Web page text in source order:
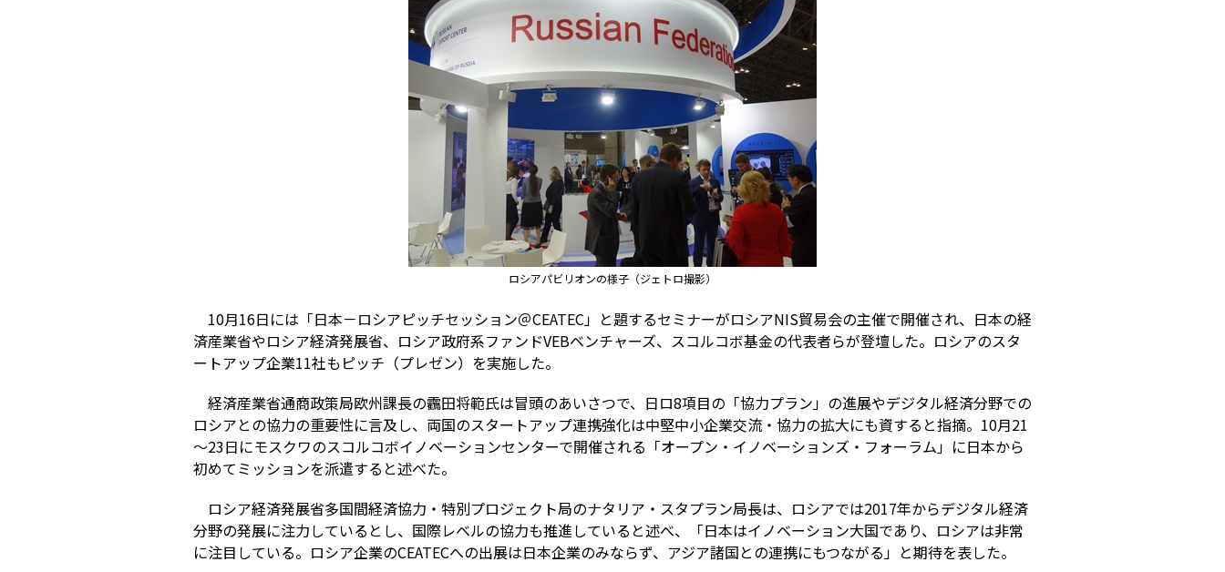
ロシアパビリオンの様子（ジェトロ撮影）
10月16日には「日本－ロシアピッチセッション＠CEATEC」と題するセミナーがロシアNIS貿易会の主催で開催され、日本の経
済産業省やロシア経済発展省、ロシア政府系ファンドVEBベンチャーズ、スコルコボ基金の代表者らが登壇した。ロシアのスタ
ートアップ企業11社もピッチ（プレゼン）を実施した。
経済産業省通商政策局欧州課長の靏田将範氏は冒頭のあいさつで、日ロ8項目の「協力プラン」の進展やデジタル経済分野での
ロシアとの協力の重要性に言及し、両国のスタートアップ連携強化は中堅中小企業交流・協力の拡大にも資すると指摘。10月21
～23日にモスクワのスコルコボイノベーションセンターで開催される「オープン・イノベーションズ・フォーラム」に日本から
初めてミッションを派遣すると述べた。
ロシア経済発展省多国間経済協力・特別プロジェクト局のナタリア・スタプラン局長は、ロシアでは2017年からデジタル経済
分野の発展に注力しているとし、国際レベルの協力も推進していると述べ、「日本はイノベーション大国であり、ロシアは非常
に注目している。ロシア企業のCEATECへの出展は日本企業のみならず、アジア諸国との連携にもつながる」と期待を表した。